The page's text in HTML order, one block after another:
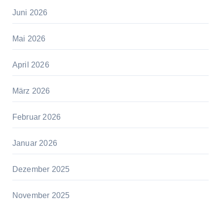
Juni 2026
Mai 2026
April 2026
März 2026
Februar 2026
Januar 2026
Dezember 2025
November 2025